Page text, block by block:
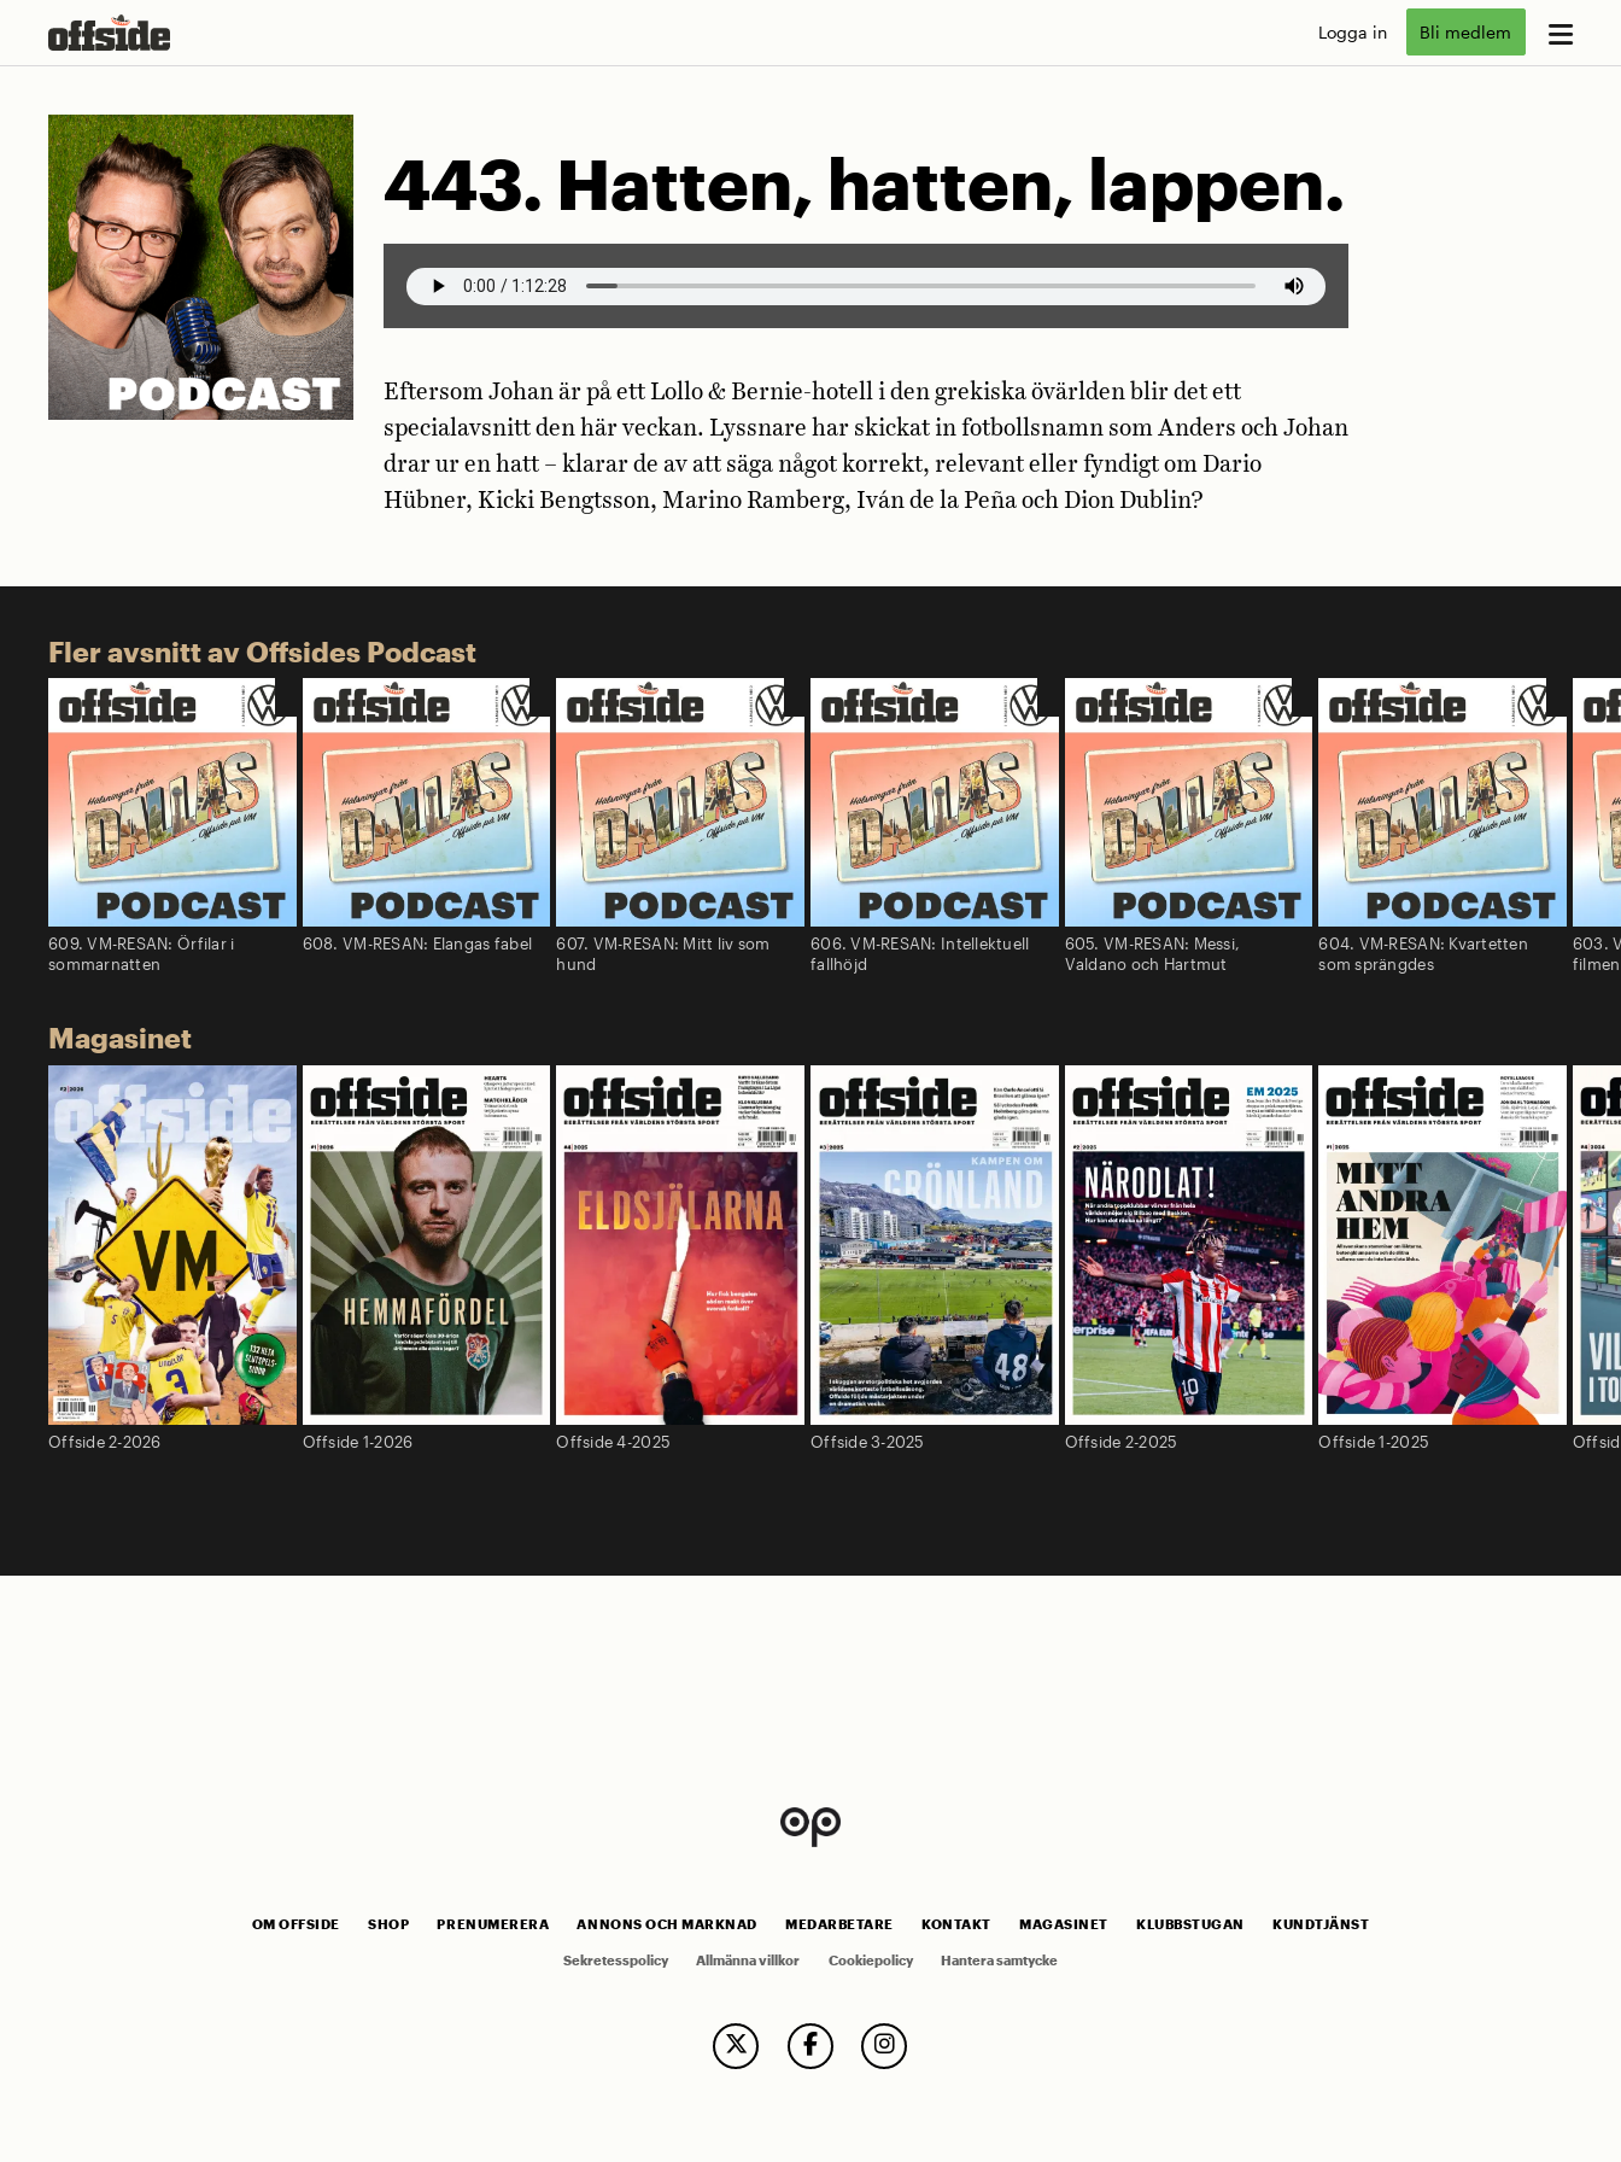
Logga in Bli medlem
443. Hatten, hatten, lappen.
Eftersom Johan är på ett Lollo & Bernie-hotell i den grekiska övärlden blir det ett
specialavsnitt den här veckan. Lyssnare har skickat in fotbollsnamn som Anders och Johan
drar ur en hatt – klarar de av att säga något korrekt, relevant eller fyndigt om Dario
Hübner, Kicki Bengtsson, Marino Ramberg, Iván de la Peña och Dion Dublin?
Fler avsnitt av Offsides Podcast
609. VM-RESAN: Örfilar i
sommarnatten
608. VM-RESAN: Elangas fabel
607. VM-RESAN: Mitt liv som
hund
606. VM-RESAN: Intellektuell
fallhöjd
605. VM-RESAN: Messi,
Valdano och Hartmut
604. VM-RESAN: Kvartetten
som sprängdes
603.
filmen
Magasinet
Offside 2-2026 Offside 1-2026 Offside 4-2025 Offside 3-2025 Offside 2-2025 Offside 1-2025
OM OFFSIDE SHOP PRENUMERERA ANNONS OCH MARKNAD MEDARBETARE KONTAKT MAGASINET KLUBBSTUGAN KUNDTJÄNST
Sekretesspolicy Allmänna villkor Cookiepolicy Hantera samtycke